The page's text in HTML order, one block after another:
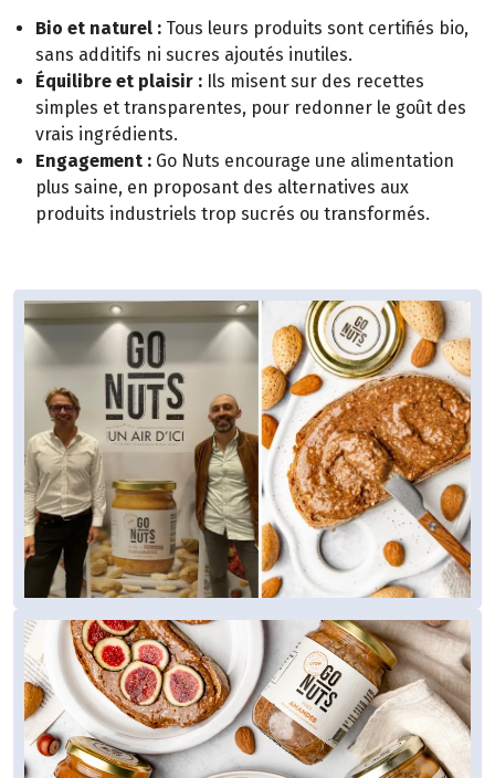
Bio et naturel : Tous leurs produits sont certifiés bio,
sans additifs ni sucres ajoutés inutiles.
Équilibre et plaisir : Ils misent sur des recettes
simples et transparentes, pour redonner le goût des
vrais ingrédients.
Engagement : Go Nuts encourage une alimentation
plus saine, en proposant des alternatives aux
produits industriels trop sucrés ou transformés.